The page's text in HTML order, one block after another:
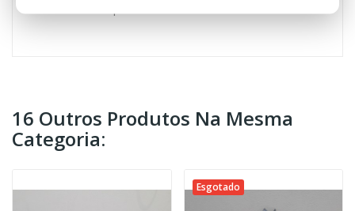
16 Outros Produtos Na Mesma
Categoria:
Esgotado